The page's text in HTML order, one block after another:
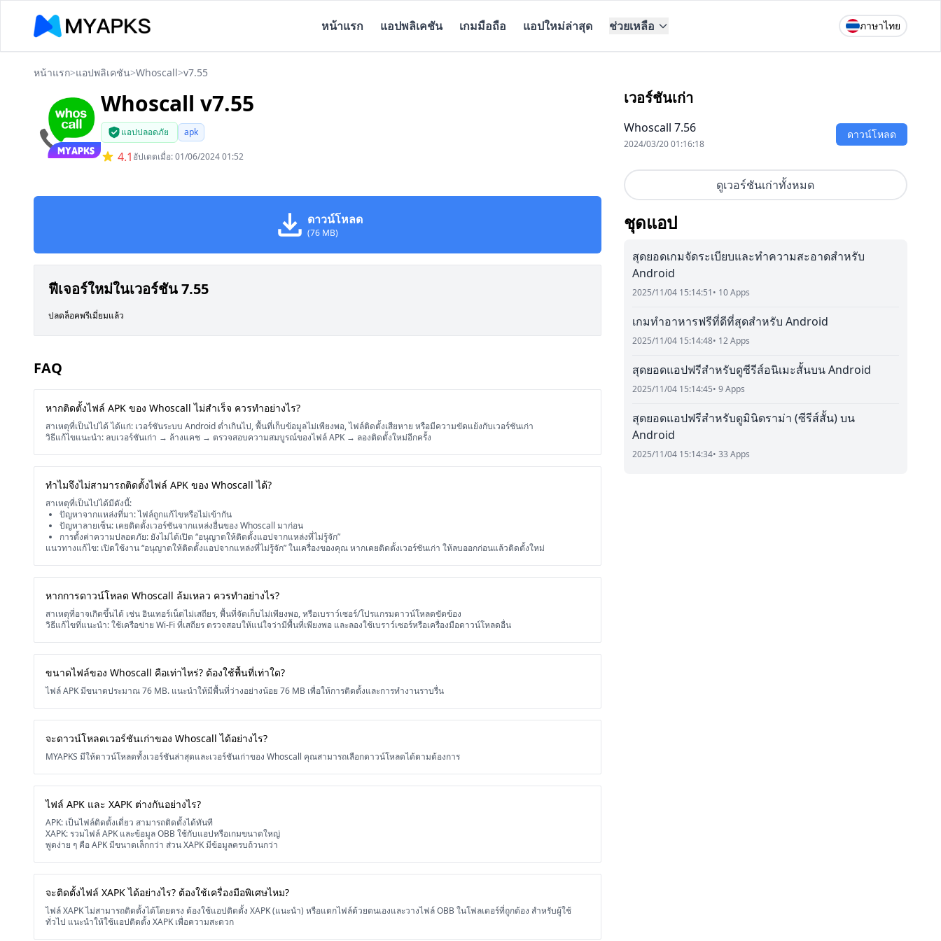
หน้าแรก แอปพลิเคชัน เกมมือถือ แอปใหม่ล่าสุด ช่วยเหลือ ภาษาไทย
หน้าแรก>แอปพลิเคชัน>Whoscall>v7.55
Whoscall v7.55
แอปปลอดภัย apk
4.1 อัปเดตเมื่อ: 01/06/2024 01:52
ดาวน์โหลด
(76 MB)
ฟีเจอร์ใหม่ในเวอร์ชัน 7.55
ปลดล็อคพรีเมี่ยมแล้ว
FAQ
หากติดตั้งไฟล์ APK ของ Whoscall ไม่สำเร็จ ควรทำอย่างไร?
สาเหตุที่เป็นไปได้ ได้แก่: เวอร์ชันระบบ Android ต่ำเกินไป, พื้นที่เก็บข้อมูลไม่เพียงพอ, ไฟล์ติดตั้งเสียหาย หรือมีความขัดแย้งกับเวอร์ชันเก่า
วิธีแก้ไขแนะนำ: ลบเวอร์ชันเก่า → ล้างแคช → ตรวจสอบความสมบูรณ์ของไฟล์ APK → ลองติดตั้งใหม่อีกครั้ง
ทำไมจึงไม่สามารถติดตั้งไฟล์ APK ของ Whoscall ได้?
สาเหตุที่เป็นไปได้มีดังนี้:
ปัญหาจากแหล่งที่มา: ไฟล์ถูกแก้ไขหรือไม่เข้ากัน
ปัญหาลายเซ็น: เคยติดตั้งเวอร์ชันจากแหล่งอื่นของ Whoscall มาก่อน
การตั้งค่าความปลอดภัย: ยังไม่ได้เปิด “อนุญาตให้ติดตั้งแอปจากแหล่งที่ไม่รู้จัก”
แนวทางแก้ไข: เปิดใช้งาน “อนุญาตให้ติดตั้งแอปจากแหล่งที่ไม่รู้จัก” ในเครื่องของคุณ หากเคยติดตั้งเวอร์ชันเก่า ให้ลบออกก่อนแล้วติดตั้งใหม่
หากการดาวน์โหลด Whoscall ล้มเหลว ควรทำอย่างไร?
สาเหตุที่อาจเกิดขึ้นได้ เช่น อินเทอร์เน็ตไม่เสถียร, พื้นที่จัดเก็บไม่เพียงพอ, หรือเบราว์เซอร์/โปรแกรมดาวน์โหลดขัดข้อง
วิธีแก้ไขที่แนะนำ: ใช้เครือข่าย Wi-Fi ที่เสถียร ตรวจสอบให้แน่ใจว่ามีพื้นที่เพียงพอ และลองใช้เบราว์เซอร์หรือเครื่องมือดาวน์โหลดอื่น
ขนาดไฟล์ของ Whoscall คือเท่าไหร่? ต้องใช้พื้นที่เท่าใด?
ไฟล์ APK มีขนาดประมาณ 76 MB. แนะนำให้มีพื้นที่ว่างอย่างน้อย 76 MB เพื่อให้การติดตั้งและการทำงานราบรื่น
จะดาวน์โหลดเวอร์ชันเก่าของ Whoscall ได้อย่างไร?
MYAPKS มีให้ดาวน์โหลดทั้งเวอร์ชันล่าสุดและเวอร์ชันเก่าของ Whoscall คุณสามารถเลือกดาวน์โหลดได้ตามต้องการ
ไฟล์ APK และ XAPK ต่างกันอย่างไร?
APK: เป็นไฟล์ติดตั้งเดี่ยว สามารถติดตั้งได้ทันที
XAPK: รวมไฟล์ APK และข้อมูล OBB ใช้กับแอปหรือเกมขนาดใหญ่
พูดง่าย ๆ คือ APK มีขนาดเล็กกว่า ส่วน XAPK มีข้อมูลครบถ้วนกว่า
จะติดตั้งไฟล์ XAPK ได้อย่างไร? ต้องใช้เครื่องมือพิเศษไหม?
ไฟล์ XAPK ไม่สามารถติดตั้งได้โดยตรง ต้องใช้แอปติดตั้ง XAPK (แนะนำ) หรือแตกไฟล์ด้วยตนเองและวางไฟล์ OBB ในโฟลเดอร์ที่ถูกต้อง สำหรับผู้ใช้
ทั่วไป แนะนำให้ใช้แอปติดตั้ง XAPK เพื่อความสะดวก
เวอร์ชันเก่า
Whoscall 7.56
2024/03/20 01:16:18
ดาวน์โหลด
ดูเวอร์ชันเก่าทั้งหมด
ชุดแอป
สุดยอดเกมจัดระเบียบและทำความสะอาดสำหรับ
Android
2025/11/04 15:14:51• 10 Apps
เกมทำอาหารฟรีที่ดีที่สุดสำหรับ Android
2025/11/04 15:14:48• 12 Apps
สุดยอดแอปฟรีสำหรับดูซีรีส์อนิเมะสั้นบน Android
2025/11/04 15:14:45• 9 Apps
สุดยอดแอปฟรีสำหรับดูมินิดราม่า (ซีรีส์สั้น) บน
Android
2025/11/04 15:14:34• 33 Apps